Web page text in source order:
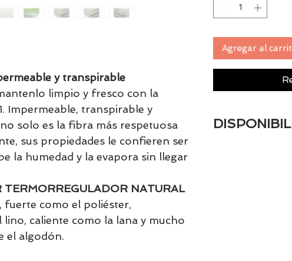
y transpirable
limpio y fresco con la
Impermeable, transpirable y
solo es la fibra más respetuosa
sus propiedades le confieren ser
la humedad y la evapora sin llegar
TERMORREGULADOR NATURAL
fuerte como el poliéster,
caliente como la lana y mucho
el algodón.
Agregar al